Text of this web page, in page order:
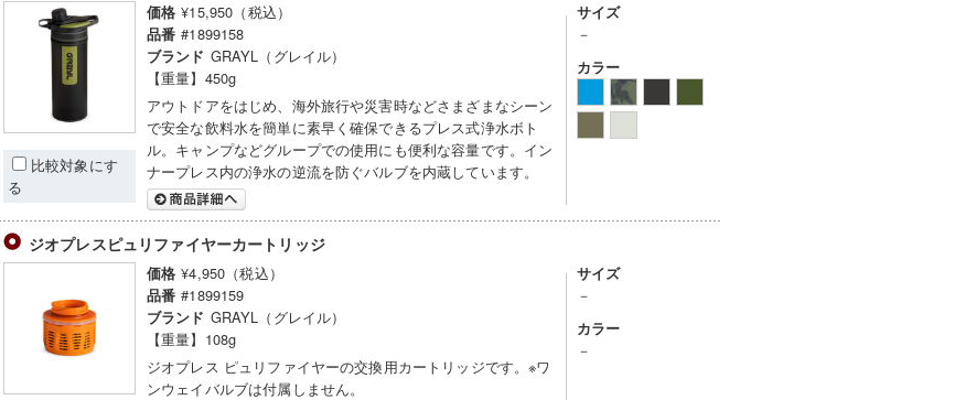
比較対象にす
る
価格 ¥15,950（税込）
品番 #1899158
ブランド GRAYL（グレイル）
【重量】450g
アウトドアをはじめ、海外旅行や災害時などさまざまなシーン
で安全な飲料水を簡単に素早く確保できるプレス式浄水ボト
ル。キャンプなどグループでの使用にも便利な容量です。イン
ナープレス内の浄水の逆流を防ぐバルブを内蔵しています。
サイズ
－
カラー
ジオプレスピュリファイヤーカートリッジ
価格 ¥4,950（税込）
品番 #1899159
ブランド GRAYL（グレイル）
【重量】108g
ジオプレス ピュリファイヤーの交換用カートリッジです。※ワ
ンウェイバルブは付属しません。
サイズ
－
カラー
－